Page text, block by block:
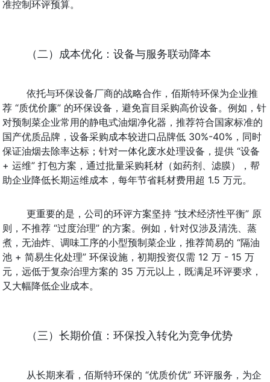
准控制环评预算。
（二）成本优化：设备与服务联动降本
依托与环保设备厂商的战略合作，佰斯特环保为企业推
荐 “质优价廉” 的环保设备，避免盲目采购高价设备。例如，针
对预制菜企业常用的静电式油烟净化器，推荐符合国家标准的
国产优质品牌，设备采购成本较进口品牌低 30%-40%，同时
保证油烟去除率达标；针对一体化废水处理设备，提供 “设备
+ 运维” 打包方案，通过批量采购耗材（如药剂、滤膜），帮
助企业降低长期运维成本，每年节省耗材费用超 1.5 万元。
更重要的是，公司的环评方案坚持 “技术经济性平衡” 原
则，不推荐 “过度治理” 的方案。例如，针对仅涉及清洗、蒸
煮，无油炸、调味工序的小型预制菜企业，推荐简易的 “隔油
池 + 简易生化处理” 环保设施，初期投资仅需 12 万 - 15 万
元，远低于复杂治理方案的 35 万元以上，既满足环评要求，
又大幅降低企业成本。
（三）长期价值：环保投入转化为竞争优势
从长期来看，佰斯特环保的 “优质价优” 环评服务，为企